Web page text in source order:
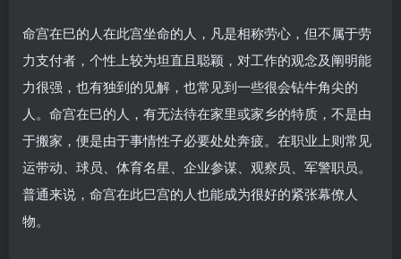
命宫在巳的人在此宫坐命的人，凡是相称劳心，但不属于劳
力支付者，个性上较为坦直且聪颖，对工作的观念及阐明能
力很强，也有独到的见解，也常见到一些很会钻牛角尖的
人。命宫在巳的人，有无法待在家里或家乡的特质，不是由
于搬家，便是由于事情性子必要处处奔疲。在职业上则常见
运带动、球员、体育名星、企业参谋、观察员、军警职员。
普通来说，命宫在此巳宫的人也能成为很好的紧张幕僚人
物。